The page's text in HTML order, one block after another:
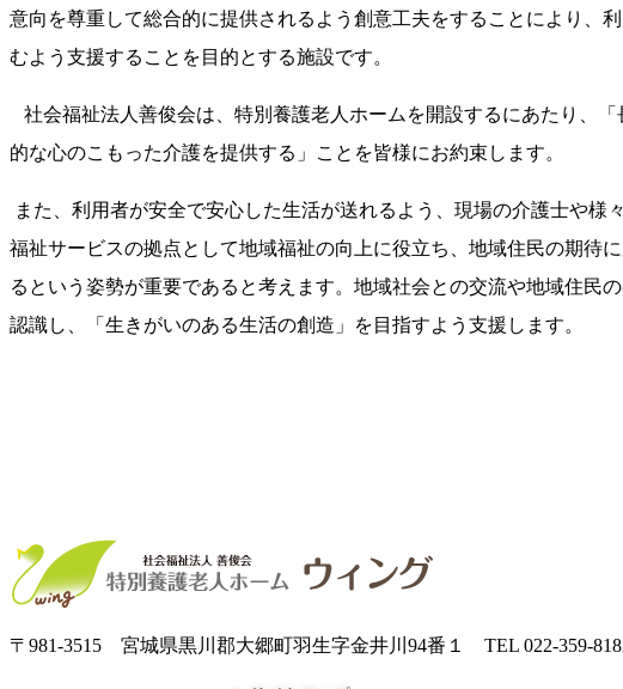
意向を尊重して総合的に提供されるよう創意工夫をすることにより、
むよう支援することを目的とする施設です。
社会福祉法人善俊会は、特別養護老人ホームを開設するにあたり、
的な心のこもった介護を提供する」ことを皆様にお約束します。
また、利用者が安全で安心した生活が送れるよう、現場の介護士や
福祉サービスの拠点として地域福祉の向上に役立ち、地域住民の期待
るという姿勢が重要であると考えます。地域社会との交流や地域住民
認識し、「生きがいのある生活の創造」を目指すよう支援します。
〒981-3515 宮城県黒川郡大郷町羽生字金井川94番１ TEL 022-359-